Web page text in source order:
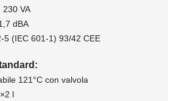
230 VA
dBA
5 (IEC 601-1) 93/42 CEE
121°C con valvola
l